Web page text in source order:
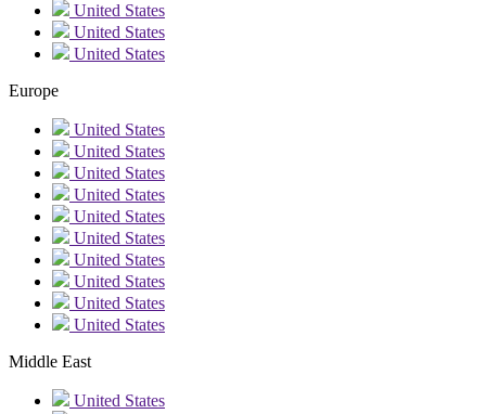
United States
United States
United States
Europe
United States
United States
United States
United States
United States
United States
United States
United States
United States
United States
Middle East
United States